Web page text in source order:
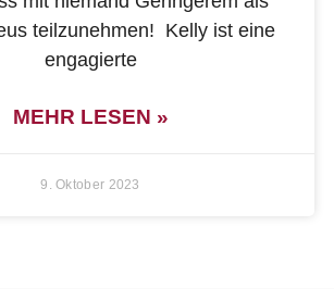
teilzunehmen! Kelly ist eine
engagierte
MEHR LESEN »
9. Oktober 2023